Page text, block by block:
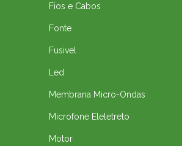
Fios e Cabos
Fonte
Fusivel
Led
Membrana Micro-Ondas
Microfone Eleletreto
Motor